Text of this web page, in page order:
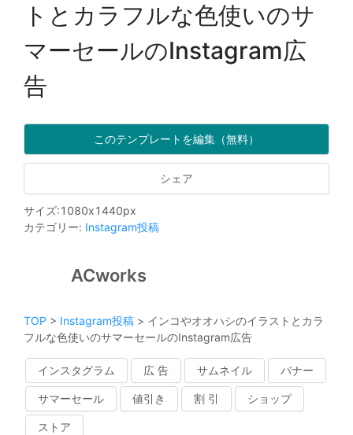
トとカラフルな色使いのサ
マーセールのInstagram広
告
このテンプレートを編集（無料）
シェア
サイズ:1080x1440px
カテゴリー: Instagram投稿
ACworks
TOP > Instagram投稿 > インコやオオハシのイラストとカラ
フルな色使いのサマーセールのInstagram広告
インスタグラム 広 告 サムネイル バナー
サマーセール 値引き 割 引 ショップ
ストア